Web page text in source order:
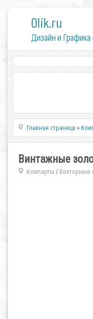
0lik.ru
Дизайн и
Главная страница »
Винтажные
Клипарты / Векторные